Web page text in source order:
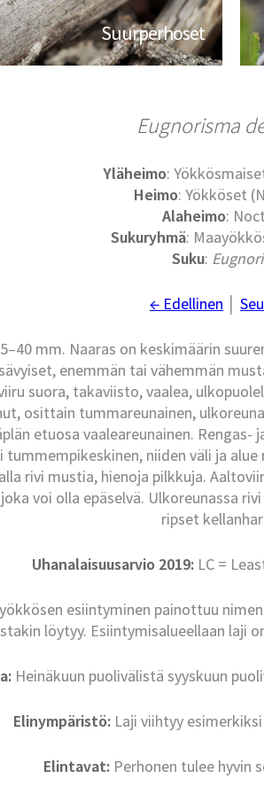
Suurperhoset
Eugnorisma
Yläheimo:
Heimo: Yökköset
Alaheimo:
Sukuryhmä:
Suku:
← Edellinen
mm. Naaras on keskimäärin
enemmän tai vähemmän
suora, takaviisto, vaalea,
osittain tummareunainen,
etuosa vaaleareunainen.
niiden väli ja
rivi mustia, hienoja pilkkuja.
voi olla epäselvä. Ulkoreunassa
ripset
Uhanalaisuusarvio 2019: LC =
esiintyminen painottuu
löytyy. Esiintymisalueellaan laji
Heinäkuun puolivälistä syyskuun
Elinympäristö: Laji viihtyy
Elintavat: Perhonen tulee hyvin